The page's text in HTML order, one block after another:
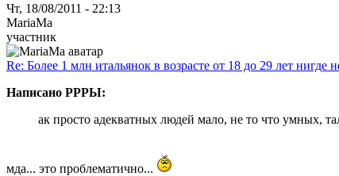
Чт, 18/08/2011 - 22:13
MariaMa
участник
Re: Более 1 млн итальянок в возрасте от 18 до 29 лет нигде
Написано РРРЫ:
ак просто адекватных людей мало, не то что умных,
мда... это проблематично...